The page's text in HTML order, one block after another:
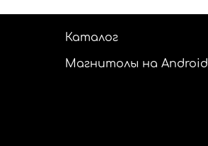
Каталог
Магнитолы на Android